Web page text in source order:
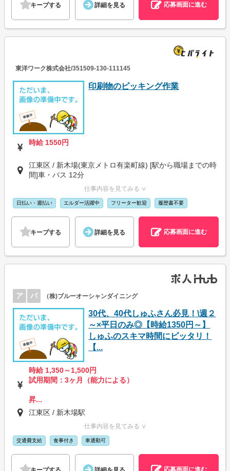
キープする 詳細を見る 応募画面に進む
東洋ワーク株式会社/351509-130-111145
印刷物のピッキング作業
時給 1550円
江東区 / 新木場(東京メトロ有楽町線) [駅から職場までの時
間]車・バス 12分
仕事内容を見てみる ∨
日払い・週払い エルダー活躍中 フリーター歓迎 履歴書不要
キープする 詳細を見る 応募画面に進む
ア パ （株)ブルーオーシャンダイニング
30代、40代しゅふさん必見！\週２
～×平日のみ◎【時給1350円～】
しゅふのスキマ時間にピッタリ！
【...
時給 1,350～1,500円
試用期間：3ヶ月（能力による）
昇...
江東区 / 新木場駅
仕事内容を見てみる ∨
交通費支給 食事付き 車通勤可
応募画面に進む